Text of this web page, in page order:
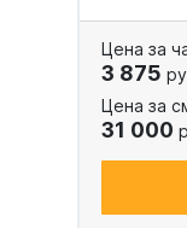
Цена за
3 875
Цена за
31 000